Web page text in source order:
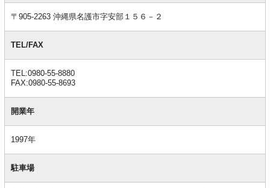
〒905-2263 沖縄県名護市字安部１５６－２
TEL/FAX
TEL:0980-55-8880
FAX:0980-55-8693
開業年
1997年
駐車場